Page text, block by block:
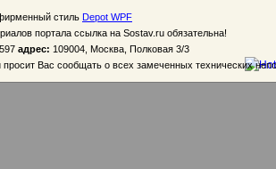
стиль Depot WPF
портала ссылка на Sostav.ru обязательна!
адрес: 109004, Москва, Полковая 3/3
Вас сообщать о всех замеченных технических